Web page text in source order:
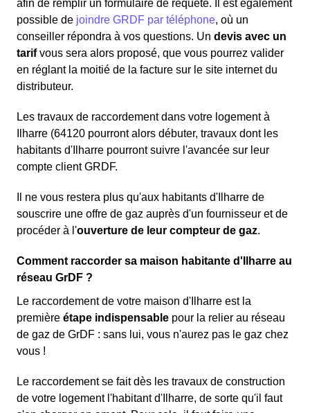
afin de remplir un formulaire de requête. Il est également
possible de joindre GRDF par téléphone, où un
conseiller répondra à vos questions. Un devis avec un
tarifvous sera alors proposé, que vous pourrez valider
en réglant la moitié de la facture sur le site internet du
distributeur.
Les travaux de raccordement dans votre logement à
Ilharre (64120 pourront alors débuter, travaux dont les
habitants d'Ilharre pourront suivre l'avancée sur leur
compte client GRDF.
Il ne vous restera plus qu'aux habitants d'Ilharre de
souscrire une offre de gaz auprès d'un fournisseur et de
procéder à l'ouverture de leur compteur de gaz.
Comment raccorder sa maison habitante d'Ilharre au
réseau GrDF ?
Le raccordement de votre maison d'Ilharre est la
première étape indispensable pour la relier au réseau
de gaz de GrDF : sans lui, vous n'aurez pas le gaz chez
vous !
Le raccordement se fait dès les travaux de construction
de votre logement l'habitant d'Ilharre, de sorte qu'il faut